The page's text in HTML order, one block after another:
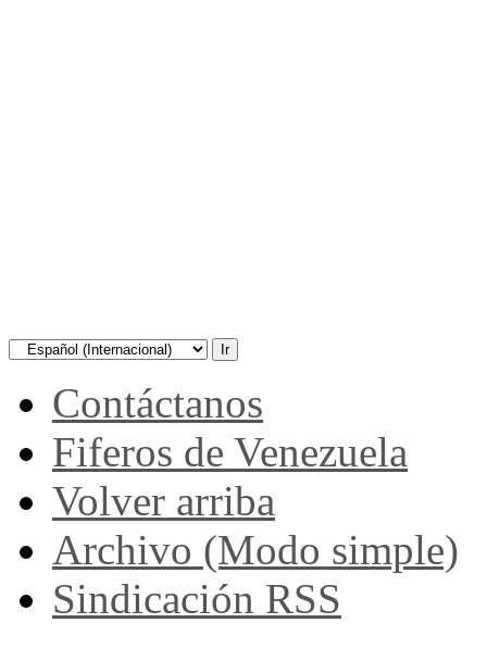
Contáctanos
Fiferos de Venezuela
Volver arriba
Archivo (Modo simple)
Sindicación RSS